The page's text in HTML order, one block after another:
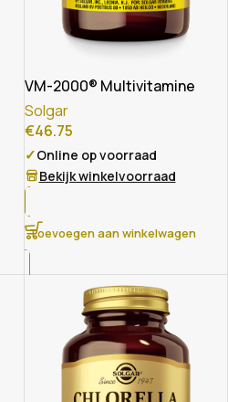
VM-2000® Multivitamine
Solgar
€46.75
✓Online op voorraad
Bekijk winkelvoorraad
Toevoegen aan winkelwagen